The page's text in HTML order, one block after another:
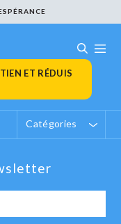
ET RÉDUIS
Catégories